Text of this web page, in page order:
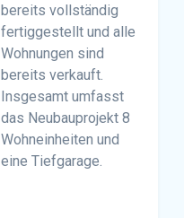
bereits vollständig
fertiggestellt und alle
Wohnungen sind
bereits verkauft.
Insgesamt umfasst
das Neubauprojekt 8
Wohneinheiten und
eine Tiefgarage.